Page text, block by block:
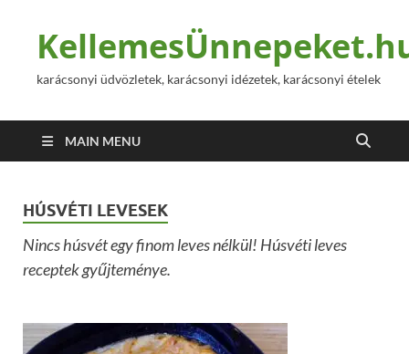
karácsonyi üdvözletek, karácsonyi idézetek, karácsonyi ételek
MAIN MENU
HÚSVÉTI LEVESEK
Nincs húsvét egy finom leves nélkül! Húsvéti leves
receptek gyűjteménye.